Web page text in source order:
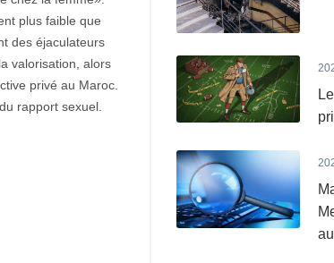
plus faible que
des éjaculateurs
valorisation, alors
privé au Maroc.
rapport sexuel.